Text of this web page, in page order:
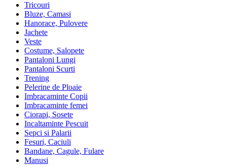
Tricouri
Bluze, Camasi
Hanorace, Pulovere
Jachete
Veste
Costume, Salopete
Pantaloni Lungi
Pantaloni Scurti
Trening
Pelerine de Ploaie
Imbracaminte Copii
Imbracaminte femei
Ciorapi, Sosete
Incaltaminte Pescuit
Sepci si Palarii
Fesuri, Caciuli
Bandane, Cagule, Fulare
Manusi